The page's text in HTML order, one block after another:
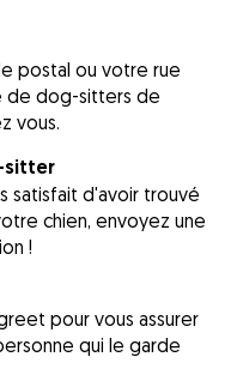
postal ou votre rue
de dog-sitters de
vous.
sitter
satisfait d'avoir trouvé
chien, envoyez une
!
pour vous assurer
qui le garde